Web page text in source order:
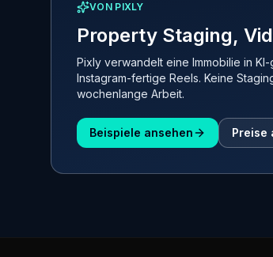
VON PIXLY
Property Staging,
Pixly verwandelt eine Immobilie in
Instagram-fertige Reels. Keine
wochenlange Arbeit.
Beispiele ansehen Preise